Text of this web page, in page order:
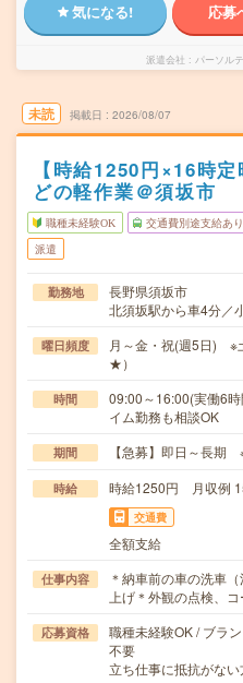
気になる! 応募
派遣会社 パーソル
未読 掲載日 2026/08/07
【時給1250円×16時
どの軽作業＠須坂市
職種未経験OK 交通費別途支給あり
派遣
勤務地
長野県須坂市
北須坂駅から車4分／
曜日頻度
月～金・祝(週5日) ※
★）
時間
09:00～16:00(実働6
イム勤務も相談OK
期間 【急募】即日～長期
時給 時給1250円 月収例
交通費
全額支給
仕事内容
＊納車前の車の洗車
上げ＊外観の点検、
応募資格
職種未経験OK / ブラ
不要
立ち仕事に抵抗がない